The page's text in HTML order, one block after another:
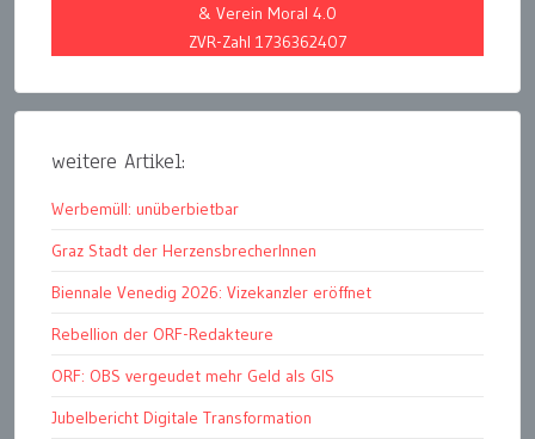
& Verein Moral 4.0
ZVR-Zahl 1736362407
weitere Artikel:
Werbemüll: unüberbietbar
Graz Stadt der HerzensbrecherInnen
Biennale Venedig 2026: Vizekanzler eröffnet
Rebellion der ORF-Redakteure
ORF: OBS vergeudet mehr Geld als GIS
Jubelbericht Digitale Transformation